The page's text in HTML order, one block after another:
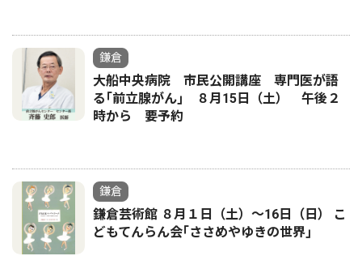
鎌倉
大船中央病院 市民公開講座 専門医が語
る｢前立腺がん｣ ８月15日（土） 午後２
時から 要予約
鎌倉
鎌倉芸術館 ８月１日（土）〜16日（日） こ
どもてんらん会｢ささめやゆきの世界｣